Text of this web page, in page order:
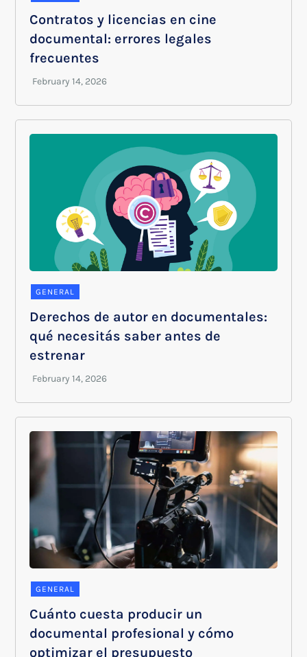
Contratos y licencias en cine
documental: errores legales
frecuentes
GENERAL
Derechos de autor en documentales:
qué necesitás saber antes de
estrenar
GENERAL
Cuánto cuesta producir un
documental profesional y cómo
optimizar el presupuesto